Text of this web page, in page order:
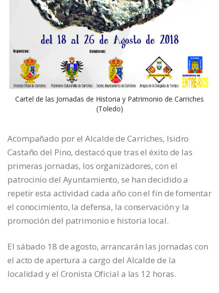
Cartel de las Jornadas de Historia y Patrimonio de Carriches
(Toledo)
Acompañado por el Alcalde de Carriches, Isidro
Castaño del Pino, destacó que tras el éxito de las
primeras jornadas, los organizadores, con el
patrocinio del Ayuntamiento, se han decidido a
repetir esta actividad cada año con el fin de fomentar
el conocimiento, la defensa, la conservación y la
promoción del patrimonio e historia local.
El sábado 18 de agosto, arrancarán las jornadas con
el acto de apertura a cargo del Alcalde de la
localidad y el Cronista Oficial a las 12 horas.